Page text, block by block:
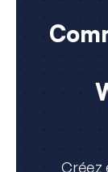
Créez